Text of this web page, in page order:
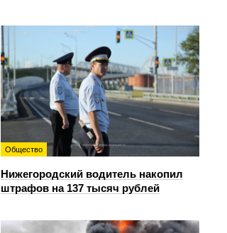
Общество
Нижегородский водитель накопил
штрафов на 137 тысяч рублей